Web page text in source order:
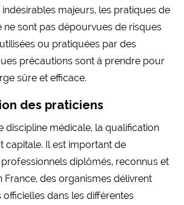
indésirables majeurs, les pratiques de
ne sont pas dépourvues de risques
ou pratiquées par des
précautions sont à prendre pour
sûre et efficace.
des praticiens
discipline médicale, la qualification
capitale. Il est important de
professionnels diplômés, reconnus et
France, des organismes délivrent
dans les différentes